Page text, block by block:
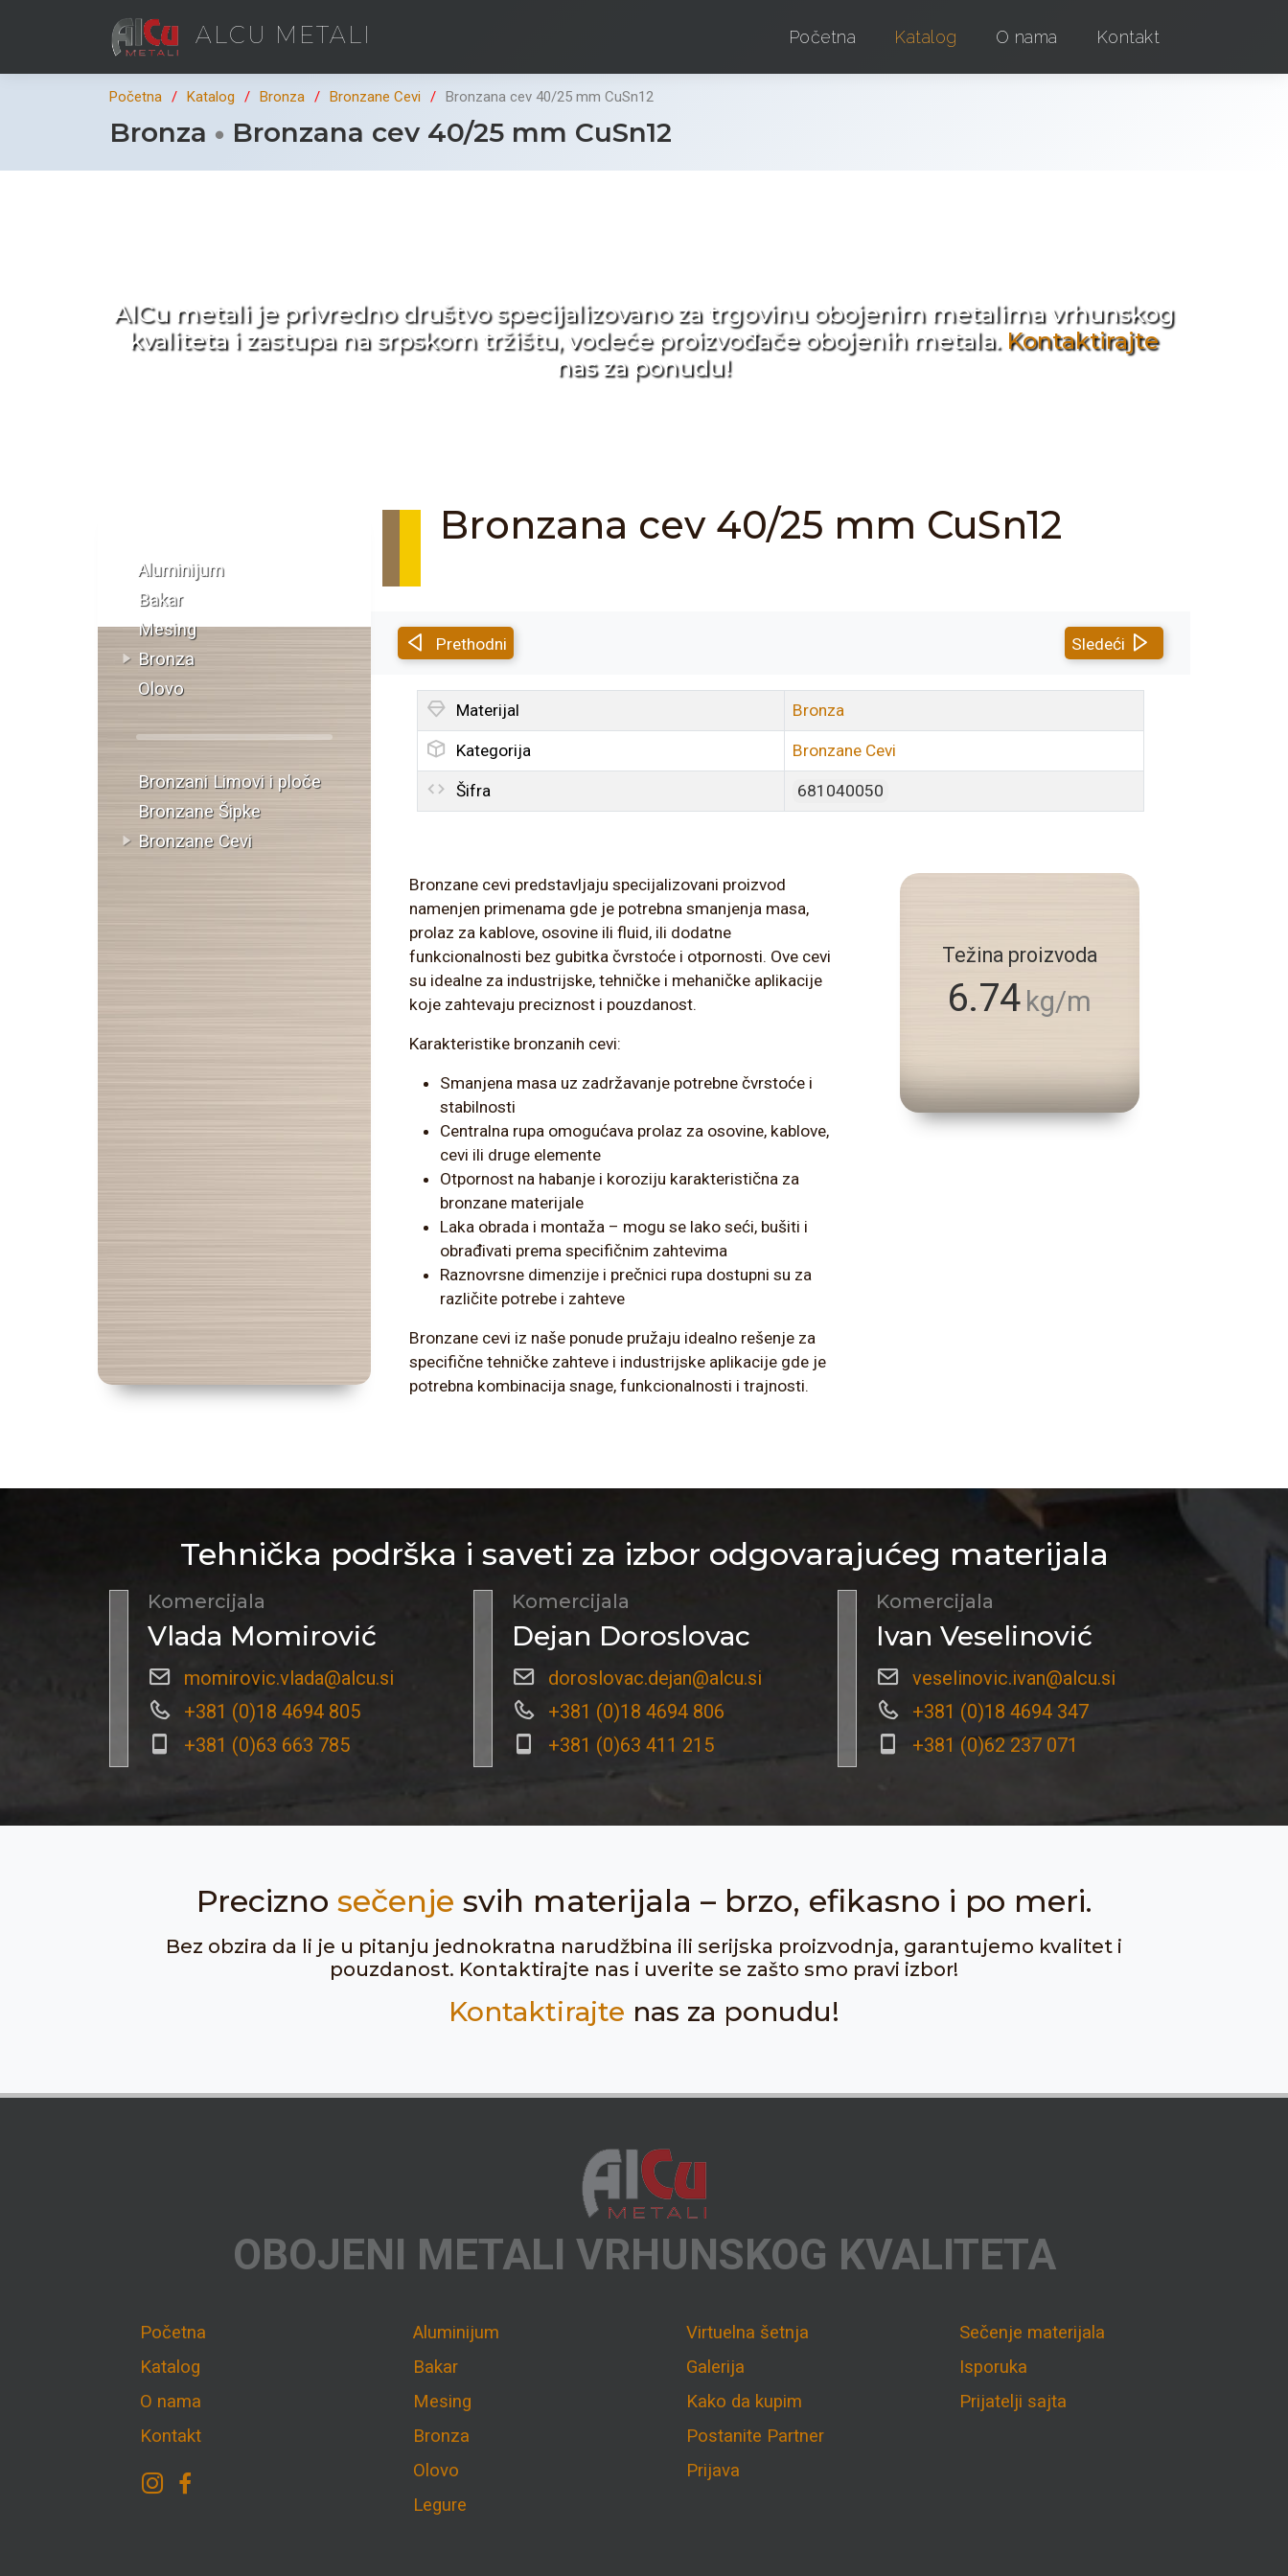
ALCU METALI Početna Katalog O nama Kontakt
Početna Katalog Bronza Bronzane Cevi Bronzana cev 40/25 mm CuSn12
Bronza Bronzana cev 40/25 mm CuSn12
AlCu metali je privredno društvo specijalizovano za trgovinu obojenim metalima vrhunskog
kvaliteta i zastupa na srpskom tržištu, vodeće proizvođače obojenih metala. Kontaktirajte
nas za ponudu!
Aluminijum
Bakar
Mesing
Bronza
Olovo
Bronzani Limovi i ploče
Bronzane Šipke
Bronzane Cevi
Bronzana cev 40/25 mm CuSn12
Prethodni Sledeći
Materijal Bronza
Kategorija Bronzane Cevi
Šifra 681040050
Bronzane cevi predstavljaju specijalizovani proizvod
namenjen primenama gde je potrebna smanjenja masa,
prolaz za kablove, osovine ili fluid, ili dodatne
funkcionalnosti bez gubitka čvrstoće i otpornosti. Ove cevi
su idealne za industrijske, tehničke i mehaničke aplikacije
koje zahtevaju preciznost i pouzdanost.
Karakteristike bronzanih cevi:
Smanjena masa uz zadržavanje potrebne čvrstoće i
stabilnosti
Centralna rupa omogućava prolaz za osovine, kablove,
cevi ili druge elemente
Otpornost na habanje i koroziju karakteristična za
bronzane materijale
Laka obrada i montaža – mogu se lako seći, bušiti i
obrađivati prema specifičnim zahtevima
Raznovrsne dimenzije i prečnici rupa dostupni su za
različite potrebe i zahteve
Bronzane cevi iz naše ponude pružaju idealno rešenje za
specifične tehničke zahteve i industrijske aplikacije gde je
potrebna kombinacija snage, funkcionalnosti i trajnosti.
Težina proizvoda
6.74 kg/m
Tehnička podrška i saveti za izbor odgovarajućeg materijala
Komercijala
Vlada Momirović
momirovic.vlada@alcu.si
+381 (0)18 4694 805
+381 (0)63 663 785
Komercijala
Dejan Doroslovac
doroslovac.dejan@alcu.si
+381 (0)18 4694 806
+381 (0)63 411 215
Komercijala
Ivan Veselinović
veselinovic.ivan@alcu.si
+381 (0)18 4694 347
+381 (0)62 237 071
Precizno sečenje svih materijala – brzo, efikasno i po meri.
Bez obzira da li je u pitanju jednokratna narudžbina ili serijska proizvodnja, garantujemo kvalitet i
pouzdanost. Kontaktirajte nas i uverite se zašto smo pravi izbor!
Kontaktirajte nas za ponudu!
OBOJENI METALI VRHUNSKOG KVALITETA
Početna
Katalog
O nama
Kontakt
Aluminijum
Bakar
Mesing
Bronza
Olovo
Legure
Virtuelna šetnja
Galerija
Kako da kupim
Postanite Partner
Prijava
Sečenje materijala
Isporuka
Prijatelji sajta